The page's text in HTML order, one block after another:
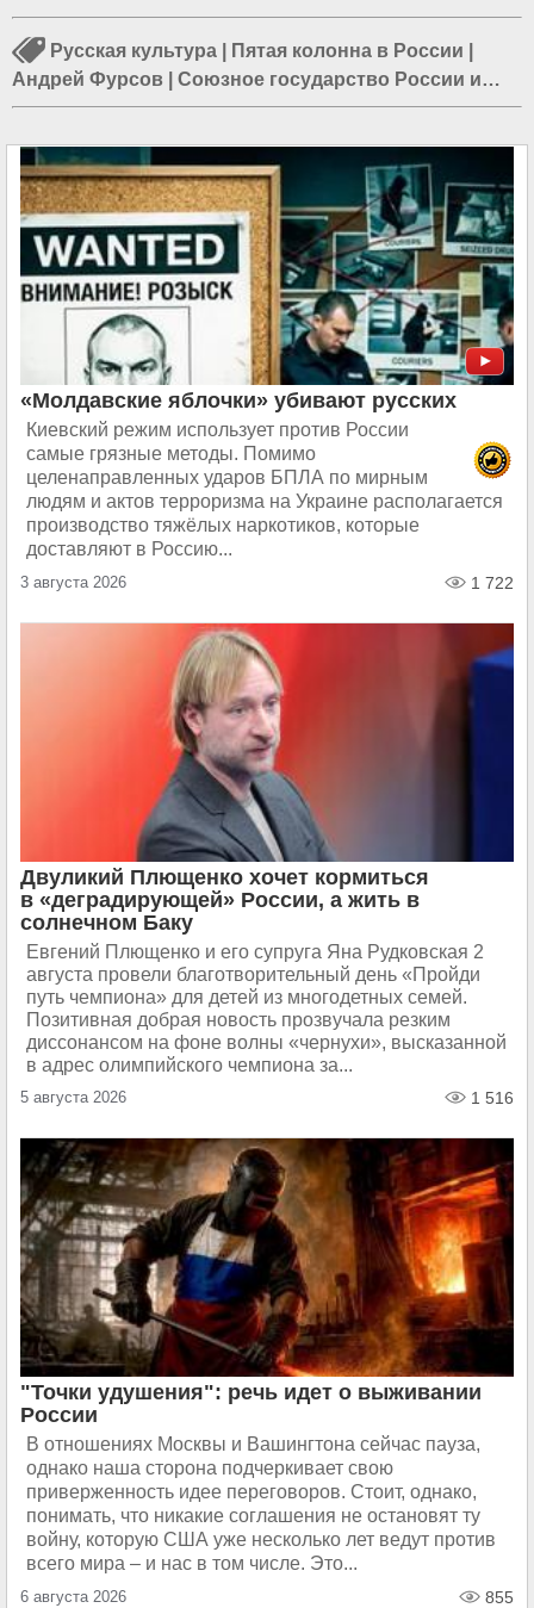
Русская культура Пятая колонна в России
Андрей Фурсов
Союзное государство России и
Белоруссии|Возрождение Руси|Достижения
Импортозамещение|Наука в России|Древний.
Предыстория|Брифинг Марии Захаровой | 9 мая -
День Победы
«Молдавские яблочки» убивают русских
Киевский режим использует против России
самые грязные методы. Помимо
целенаправленных ударов БПЛА по мирным
людям и актов терроризма на Украине располагается
производство тяжёлых наркотиков, которые
доставляют в Россию...
3 августа 2026 1 722
Двуликий Плющенко хочет кормиться
в «деградирующей» России, а жить в
солнечном Баку
Евгений Плющенко и его супруга Яна Рудковская 2
августа провели благотворительный день «Пройди
путь чемпиона» для детей из многодетных семей.
Позитивная добрая новость прозвучала резким
диссонансом на фоне волны «чернухи», высказанной
в адрес олимпийского чемпиона за...
5 августа 2026 1 516
"Точки удушения": речь идет о выживании
России
В отношениях Москвы и Вашингтона сейчас пауза,
однако наша сторона подчеркивает свою
приверженность идее переговоров. Стоит, однако,
понимать, что никакие соглашения не остановят ту
войну, которую США уже несколько лет ведут против
всего мира – и нас в том числе. Это...
6 августа 2026 855